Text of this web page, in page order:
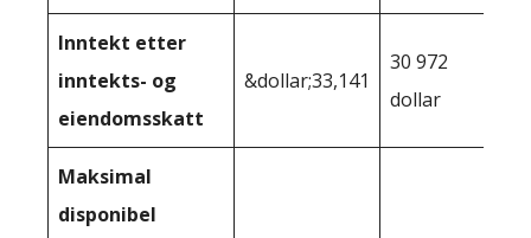
Inntekt etter
inntekts- og
eiendomsskatt
&dollar;33,141
30 972
dollar
Maksimal
disponibel